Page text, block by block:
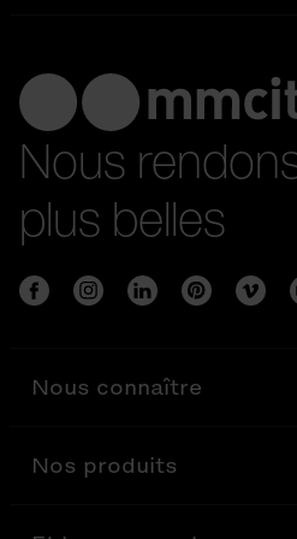
Nous
plus belles
Nous connaître
Nos produits